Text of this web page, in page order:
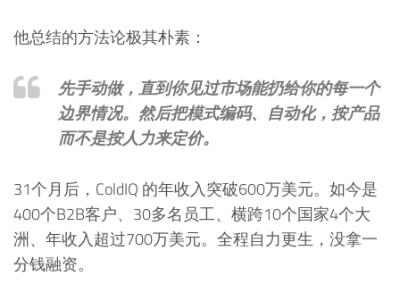
他总结的方法论极其朴素：
先手动做，直到你见过市场能扔给你的每一个
边界情况。然后把模式编码、自动化，按产品
而不是按人力来定价。
31个月后，ColdIQ 的年收入突破600万美元。如今是
400个B2B客户、30多名员工、横跨10个国家4个大
洲、年收入超过700万美元。全程自力更生，没拿一
分钱融资。